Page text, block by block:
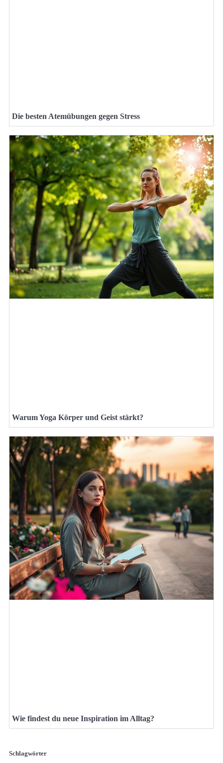
Die besten Atemübungen gegen Stress
Warum Yoga Körper und Geist stärkt?
Wie findest du neue Inspiration im Alltag?
Schlagwörter